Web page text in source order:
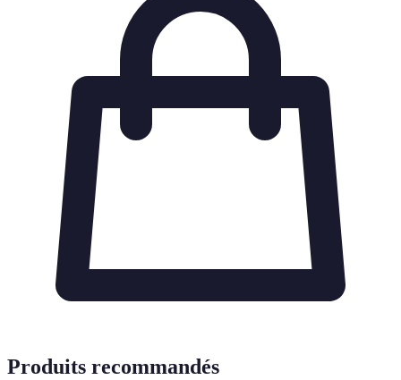
Produits recommandés